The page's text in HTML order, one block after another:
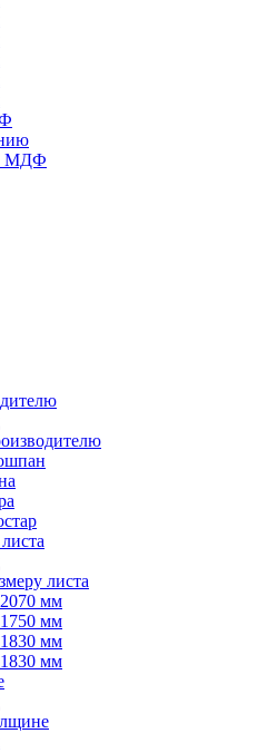
МДФ
листа
мм
мм
мм
мм